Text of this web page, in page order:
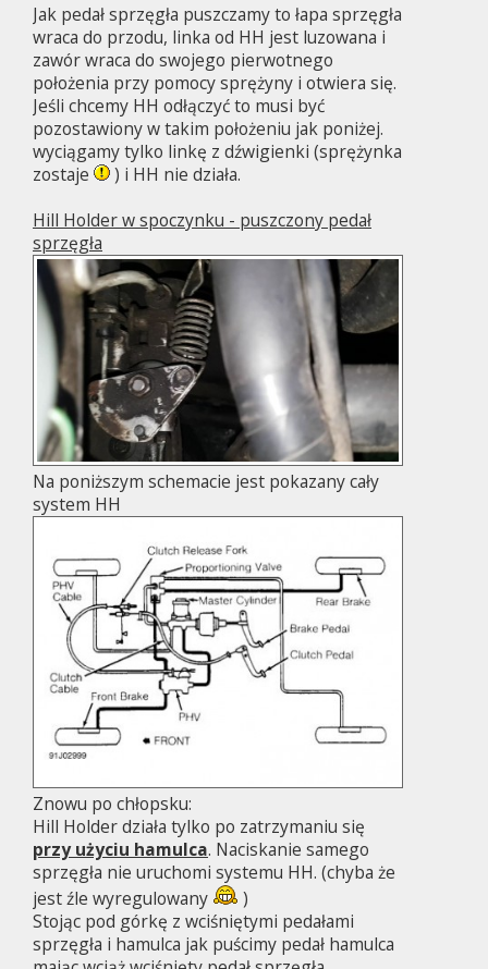
Jak pedał sprzęgła puszczamy to łapa sprzęgła
wraca do przodu, linka od HH jest luzowana i
zawór wraca do swojego pierwotnego
położenia przy pomocy sprężyny i otwiera się.
Jeśli chcemy HH odłączyć to musi być
pozostawiony w takim położeniu jak poniżej.
wyciągamy tylko linkę z dźwigienki (sprężynka
zostaje
) i HH nie działa.
Hill Holder w spoczynku - puszczony pedał
sprzęgła
Na poniższym schemacie jest pokazany cały
system HH
Znowu po chłopsku:
Hill Holder działa tylko po zatrzymaniu się
przy użyciu hamulca. Naciskanie samego
sprzęgła nie uruchomi systemu HH. (chyba że
jest źle wyregulowany
)
Stojąc pod górkę z wciśniętymi pedałami
sprzęgła i hamulca jak puścimy pedał hamulca